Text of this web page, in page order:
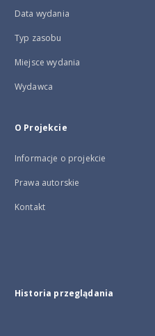
Data wydania
Typ zasobu
Miejsce wydania
Wydawca
O Projekcie
Informacje o projekcie
Prawa autorskie
Kontakt
Historia przeglądania